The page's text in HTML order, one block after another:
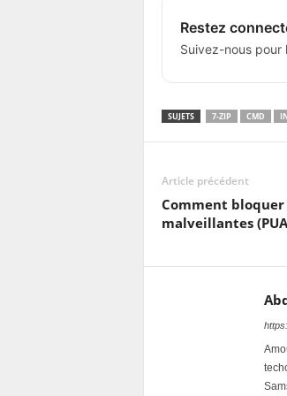
Restez
Suivez-nous pour
SUJETS 7-ZIP CMD
Article précédent
Comment
malveillantes